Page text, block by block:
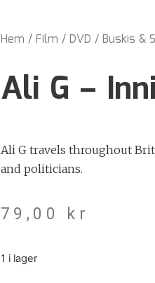
Hem / Film / DVD / Buskis &
Ali G –
Ali G travels throughout
and politicians.
79,00 kr
1 i lager